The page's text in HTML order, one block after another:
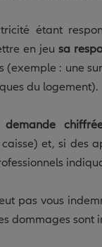
étant
en jeu sa
(exemple : une
du logement).
demande
et, si des
pas vous
dommages sont